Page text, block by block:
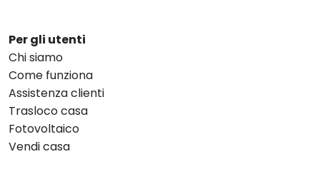
Per gli utenti
Chi siamo
Come funziona
Assistenza clienti
Trasloco casa
Fotovoltaico
Vendi casa